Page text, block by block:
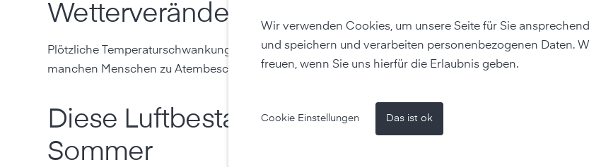
Wetterveränderungen
Plötzliche Temperaturschwankungen, hohe Luftfeuchtigkeit oder stark wechselnde
manchen Menschen zu Atembeschwerden führen.
Diese Luftbestandteile beeinflussen die
Sommer
Wir verwenden Cookies, um unsere Seite für Sie
und speichern und verarbeiten personenbezogenen Daten.
freuen, wenn Sie uns hierfür die Erlaubnis geben.
Cookie Einstellungen Das ist ok